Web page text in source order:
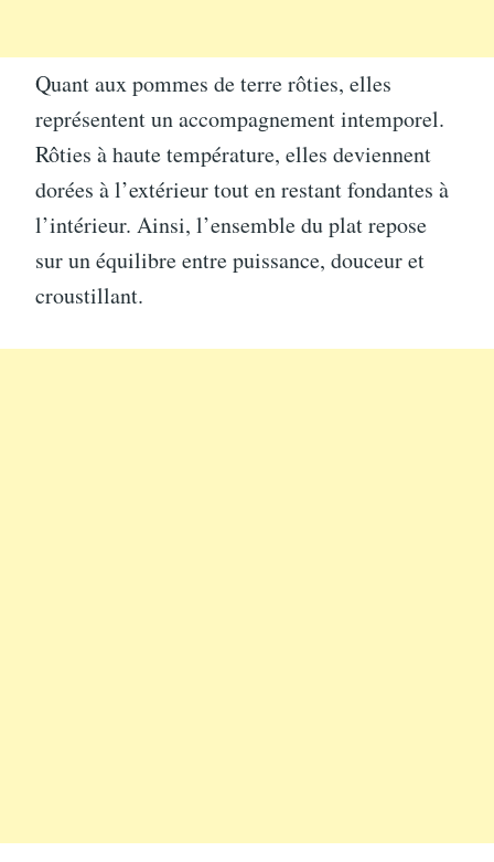
Quant aux pommes de terre rôties, elles
représentent un accompagnement intemporel.
Rôties à haute température, elles deviennent
dorées à l’extérieur tout en restant fondantes à
l’intérieur. Ainsi, l’ensemble du plat repose
sur un équilibre entre puissance, douceur et
croustillant.